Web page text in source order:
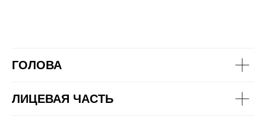
ГОЛОВА
ЛИЦЕВАЯ ЧАСТЬ